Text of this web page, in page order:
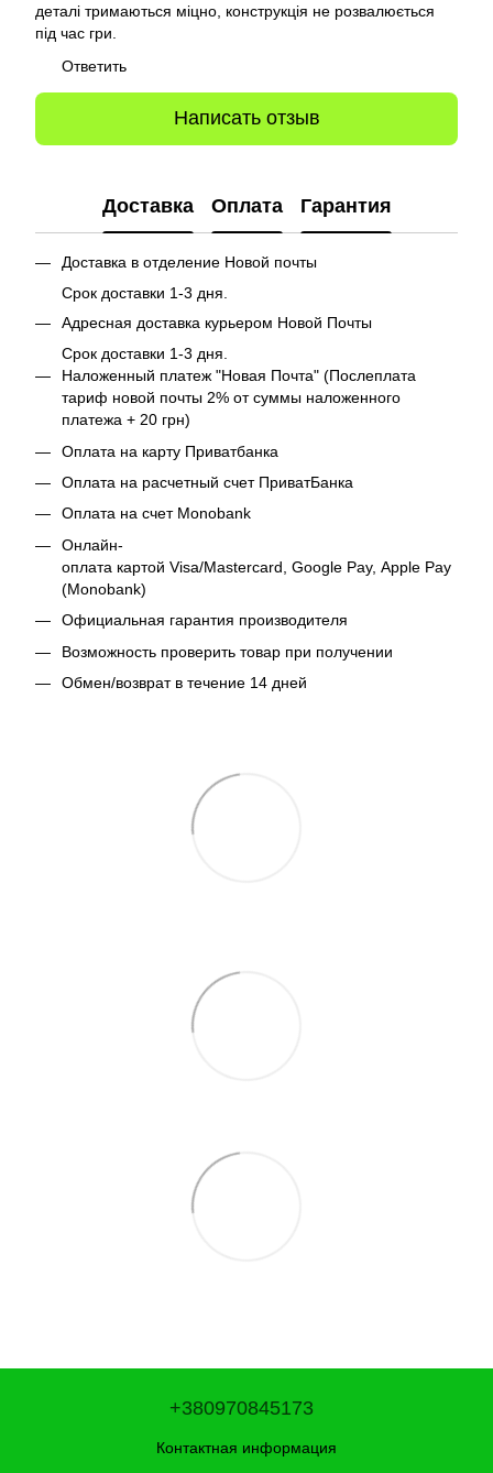
деталі тримаються міцно, конструкція не розвалюється
під час гри.
Ответить
Написать отзыв
Доставка Оплата Гарантия
Доставка в отделение Новой почты
Срок доставки 1-3 дня.
Адресная доставка курьером Новой Почты
Срок доставки 1-3 дня.
Наложенный платеж "Новая Почта" (Послеплата
тариф новой почты 2% от суммы наложенного
платежа + 20 грн)
Оплата на карту Приватбанка
Оплата на расчетный счет ПриватБанка
Оплата на счет Monobank
Онлайн-
оплата картой Visa/Mastercard, Google Pay, Apple Pay
(Monobank)
Официальная гарантия производителя
Возможность проверить товар при получении
Обмен/возврат в течение 14 дней
+380970845173
Контактная информация